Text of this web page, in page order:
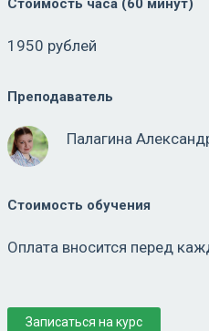
Стоимость часа (60 минут)
1950 рублей
Преподаватель
Палагина
Стоимость обучения
Оплата вносится перед
Записаться на курс